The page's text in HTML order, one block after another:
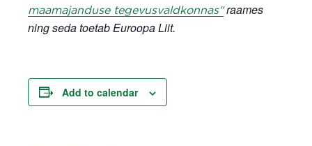
maamajanduse tegevusvaldkonnas“raames
ning seda toetab Euroopa Liit.
Add to calendar